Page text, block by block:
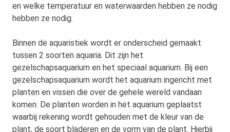
en welke temperatuur en waterwaarden hebben ze nodig
hebben ze nodig.
Binnen de aquaristiek wordt er onderscheid gemaakt
tussen 2 soorten aquaria. Dit zijn het
gezelschapsaquarium en het speciaal aquarium. Bij een
gezelschapsaquarium wordt het aquarium ingericht met
planten en vissen die over de gehele wereld vandaan
komen. De planten worden in het aquarium geplaatst
waarbij rekening wordt gehouden met de kleur van de
plant, de soort bladeren en de vorm van de plant. Hierbij